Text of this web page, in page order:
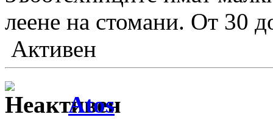
леене на стомани. От 30
Активен
Аtos